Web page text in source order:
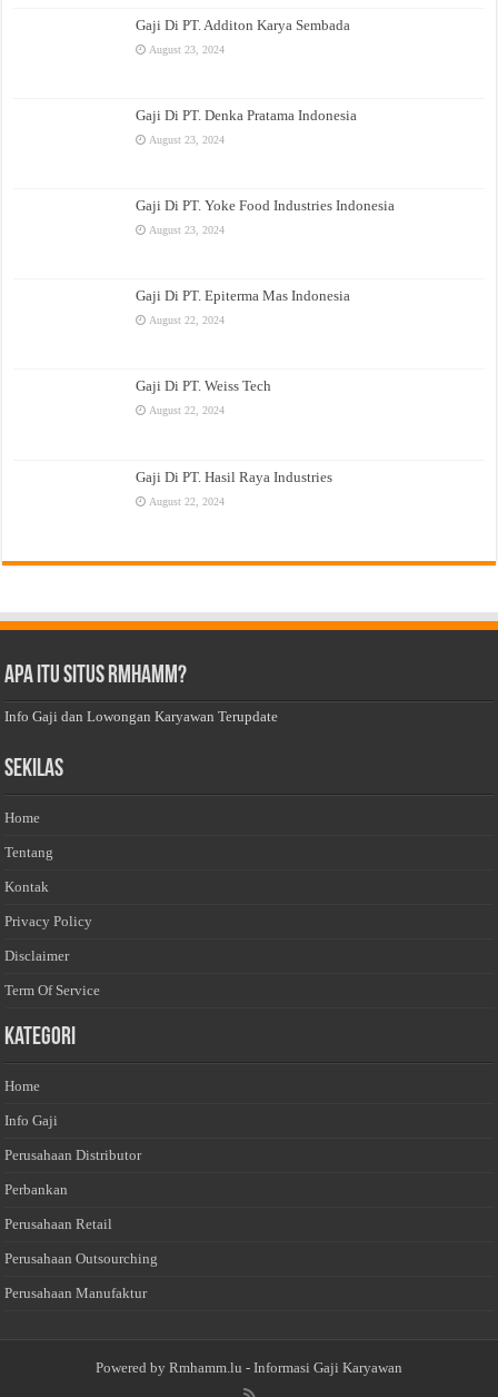
Gaji Di PT. Additon Karya Sembada
August 23, 2024
Gaji Di PT. Denka Pratama Indonesia
August 23, 2024
Gaji Di PT. Yoke Food Industries Indonesia
August 23, 2024
Gaji Di PT. Epiterma Mas Indonesia
August 22, 2024
Gaji Di PT. Weiss Tech
August 22, 2024
Gaji Di PT. Hasil Raya Industries
August 22, 2024
Apa Itu Situs Rmhamm?
Info Gaji dan Lowongan Karyawan Terupdate
Sekilas
Home
Tentang
Kontak
Privacy Policy
Disclaimer
Term Of Service
Kategori
Home
Info Gaji
Perusahaan Distributor
Perbankan
Perusahaan Retail
Perusahaan Outsourching
Perusahaan Manufaktur
Powered by Rmhamm.lu - Informasi Gaji Karyawan